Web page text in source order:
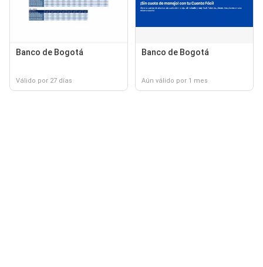
Banco de Bogotá
Válido por 27 días
Banco de Bogotá
Aún válido por 1 mes